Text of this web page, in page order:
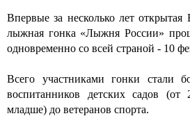
Впервые за несколько лет открытая
лыжная гонка «Лыжня России»
одновременно со всей страной - 10
Всего участниками гонки стали
воспитанников детских садов
младше) до ветеранов спорта.